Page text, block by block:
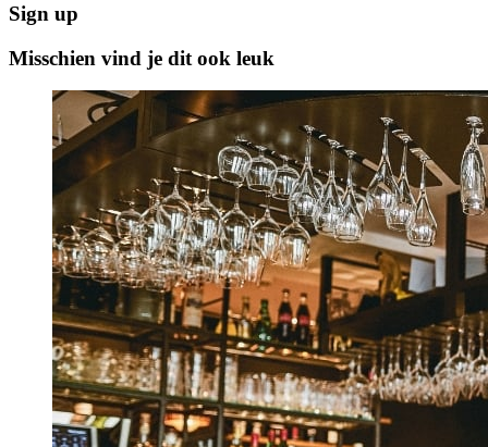
Sign up
Misschien vind je dit ook leuk